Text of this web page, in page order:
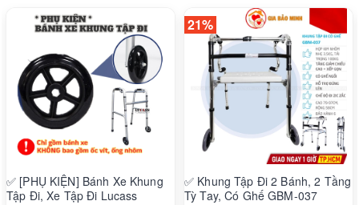
+ Chuông
+ Khay đựng ly
- Bảo hành: 12 tháng phần khung xe.
Khung tập đi cao cấp Lucass W-89 màu đỏ
- Màu sắc: Bạc - Đỏ
- Chất liệu: khung hợp kim nhôm.
- Chiều cao: 80-92cm
- Chiều rộng: 55.5m
- Chiều dài: 68.5cm
✅ [PHỤ KIỆN] Bánh Xe Khung
Tập Đi, Xe Tập Đi Lucass
21%
✅ Khung Tập Đi 2 Bánh, 2 Tầng
Tỳ Tay, Có Ghế GBM-037